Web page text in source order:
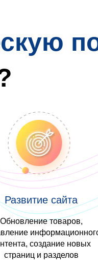
Развитие сайта
Обновление товаров,
создание новых
страниц и разделов